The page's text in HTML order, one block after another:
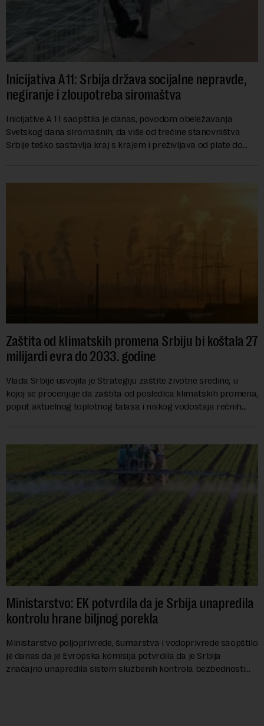
Inicijativa A11: Srbija država socijalne nepravde,
negiranje i zloupotreba siromaštva
Inicijative A 11 saopštila je danas, povodom obeležavanja
Svetskog dana siromašnih, da više od trećine stanovništva
Srbije teško sastavlja kraj s krajem i preživljava od plate do
Zaštita od klimatskih promena Srbiju bi koštala 27
milijardi evra do 2033. godine
Vlada Srbije usvojila je Strategiju zaštite životne sredine, u
kojoj se procenjuje da zaštita od posledica klimatskih promena,
poput aktuelnog toplotnog talasa i niskog vodostaja rečnih
Ministarstvo: EK potvrdila da je Srbija unapredila
kontrolu hrane biljnog porekla
Ministarstvo poljoprivrede, šumarstva i vodoprivrede saopštilo
je danas da je Evropska komisija potvrdila da je Srbija
značajno unapredila sistem službenih kontrola bezbednosti